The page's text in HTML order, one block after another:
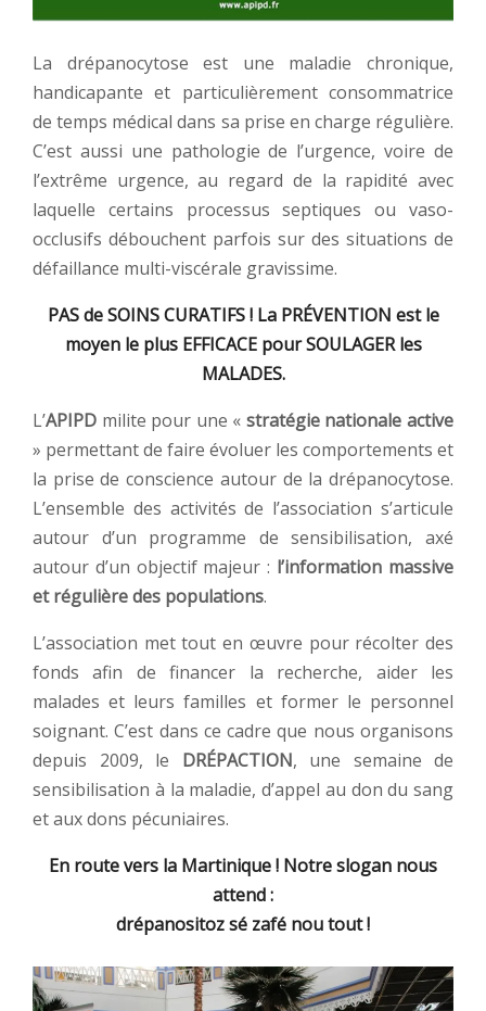
La drépanocytose est une maladie chronique,
handicapante et particulièrement consommatrice
de temps médical dans sa prise en charge régulière.
C’est aussi une pathologie de l’urgence, voire de
l’extrême urgence, au regard de la rapidité avec
laquelle certains processus septiques ou vaso-
occlusifs débouchent parfois sur des situations de
défaillance multi-viscérale gravissime.
PAS de SOINS CURATIFS ! La PRÉVENTION est le
moyen le plus EFFICACE pour SOULAGER les
MALADES.
L’APIPD milite pour une « stratégie nationale active
» permettant de faire évoluer les comportements et
la prise de conscience autour de la drépanocytose.
L’ensemble des activités de l’association s’articule
autour d’un programme de sensibilisation, axé
autour d’un objectif majeur : l’information massive
et régulière des populations.
L’association met tout en œuvre pour récolter des
fonds afin de financer la recherche, aider les
malades et leurs familles et former le personnel
soignant. C’est dans ce cadre que nous organisons
depuis 2009, le DRÉPACTION, une semaine de
sensibilisation à la maladie, d’appel au don du sang
et aux dons pécuniaires.
En route vers la Martinique ! Notre slogan nous
attend :
drépanositoz sé zafé nou tout !